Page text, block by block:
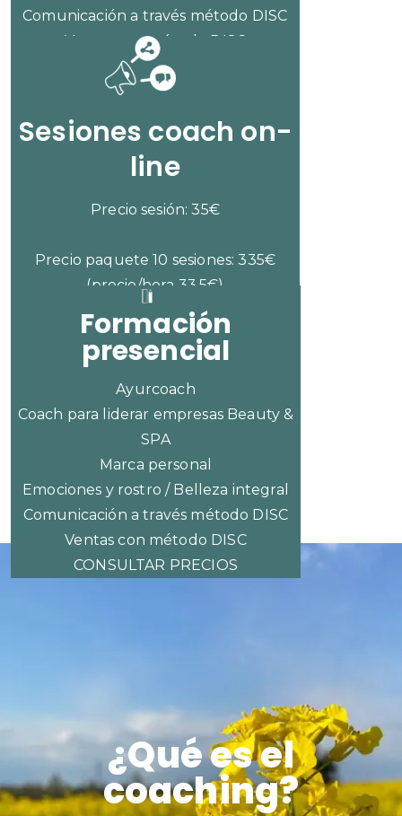
Comunicación a través método DISC
Ventas con método DISC
CONSULTAR PRECIOS
Sesiones coach on-
line
Precio sesión: 35€
Precio paquete 10 sesiones: 335€
(precio/hora 33,5€)
Formación
presencial
Ayurcoach
Coach para liderar empresas Beauty &
SPA
Marca personal
Emociones y rostro / Belleza integral
Comunicación a través método DISC
Ventas con método DISC
CONSULTAR PRECIOS
¿Qué es el
coaching?